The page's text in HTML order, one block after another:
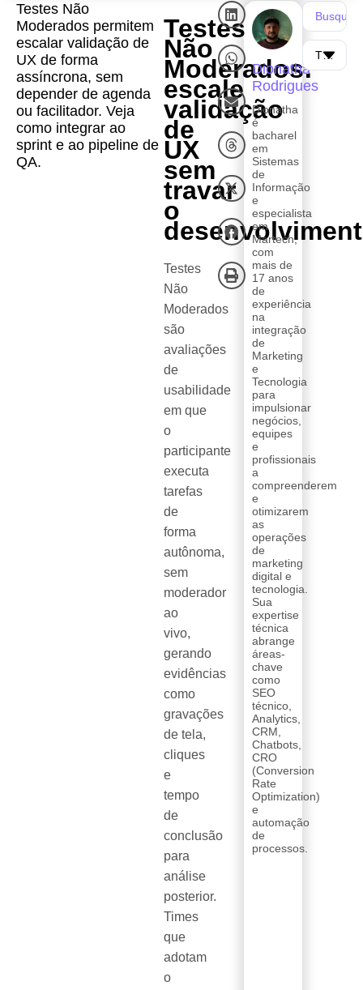
Testes Não
Moderados permitem
escalar validação de
UX de forma
assíncrona, sem
depender de agenda
ou facilitador. Veja
como integrar ao
sprint e ao pipeline de
QA.
Testes
Não
Moderados:
escale
validação
de
UX
sem
travar
o
Testes
Não
Moderados
são
avaliações
de
usabilidade
em que
o
participante
executa
tarefas
de
forma
autônoma,
sem
moderador
ao
vivo,
gerando
evidências
como
gravações
de tela,
cliques
e
tempo
de
conclusão
para
análise
posterior.
Times
que
adotam
o
Dionatha
Rodrigues
Dionatha
é
bacharel
em
Sistemas
de
Informação
e
especialista
em
Martech,
com
mais de
17 anos
de
experiência
na
integração
de
Marketing
e
Tecnologia
para
impulsionar
negócios,
equipes
e
profissionais
a
compreenderem
e
otimizarem
as
operações
de
marketing
digital e
tecnologia.
Sua
expertise
técnica
abrange
áreas-
chave
como
SEO
técnico,
Analytics,
CRM,
Chatbots,
CRO
(Conversion
Rate
Optimization)
e
automação
de
processos.